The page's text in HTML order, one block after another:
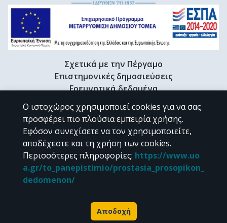
Σχετικά με την Πέργαμο
Επιστημονικές δημοσιεύσεις
Ερευνητικά δεδομένα
Διδακτορικές διατριβές & Γκρίζα βιβλιογραφία
Προφίλ Ερευνητή
CC BY-NC 4.0
Εκτός αν αναφέρεται διαφορετικά, το υλικό της "Περγάμου" διατίθεται
Powered by
Ο ιστοχώρος χρησιμοποιεί cookies για να σας
προσφέρει πιο πλούσια εμπειρία χρήσης.
Εφόσον συνεχίσετε να τον χρησιμοποιείτε,
αποδέχεστε και τη χρήση των cookies.
Περισσότερες πληροφορίες: https://www.uo
a.gr/to_panepistimio/prostasia_prosopikon_
dedomenon/
Αποδοχή